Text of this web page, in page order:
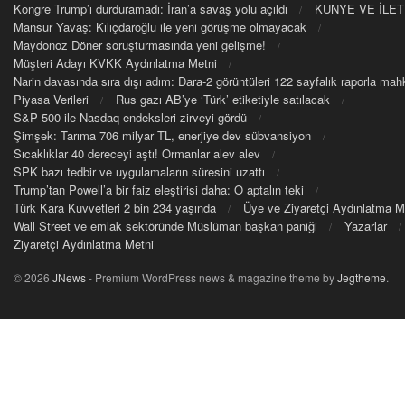
Kongre Trump’ı durduramadı: İran’a savaş yolu açıldı
KUNYE VE
Mansur Yavaş: Kılıçdaroğlu ile yeni görüşme olmayacak
Maydonoz Döner soruşturmasında yeni gelişme!
Müşteri Adayı KVKK Aydınlatma Metni
Narin davasında sıra dışı adım: Dara-2 görüntüleri 122 sayfalık raporla
Piyasa Verileri
Rus gazı AB’ye ‘Türk’ etiketiyle satılacak
S&P 500 ile Nasdaq endeksleri zirveyi gördü
Şimşek: Tarıma 706 milyar TL, enerjiye dev sübvansiyon
Sıcaklıklar 40 dereceyi aştı! Ormanlar alev alev
SPK bazı tedbir ve uygulamaların süresini uzattı
Trump’tan Powell’a bir faiz eleştirisi daha: O aptalın teki
Türk Kara Kuvvetleri 2 bin 234 yaşında
Üye ve Ziyaretçi Aydınlatma
Wall Street ve emlak sektöründe Müslüman başkan paniği
Yazarlar
Ziyaretçi Aydınlatma Metni
© 2026 JNews- Premium WordPress news & magazine theme byJegtheme.